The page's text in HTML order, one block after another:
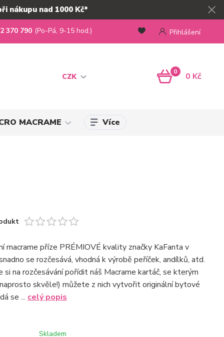
nákupu nad 1000 Kč*
CZK
Přihlášení
370 790 (Po-Pá, 9-15 hod.)
0 0 Kč
MACRAME Více
macrame příze PRÉMIOVÉ kvality značky KaFanta v
se rozčesává, vhodná k výrobě peříček, andílků, atd.
si na rozčesávání pořídit náš Macrame kartáč, se kterým
skvěle!) můžete z nich vytvořit originální bytové
se ... celý popis
Skladem